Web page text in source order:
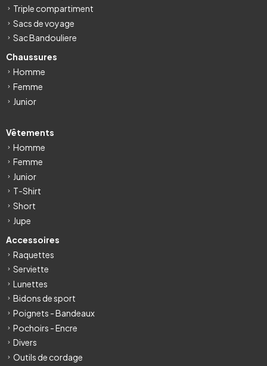
Triple compartiment
Sacs de voyage
Sac Bandouliere
Chaussures
Homme
Femme
Junior
Vêtements
Homme
Femme
Junior
T-Shirt
Short
Jupe
Accessoires
Raquettes
Serviette
Lunettes
Bidons de sport
Poignets - Bandeaux
Pochoirs - Encre
Divers
Outils de cordage